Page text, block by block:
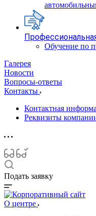
Обучение по
Галерея
Новости
Вопросы-ответы
Контакты
Контактная
Реквизиты
Подать заявку
О центре